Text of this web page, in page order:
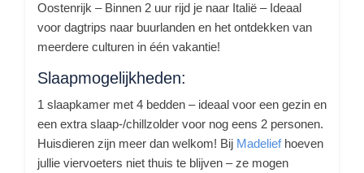
Oostenrijk – Binnen 2 uur rijd je naar Italië – Ideaal
voor dagtrips naar buurlanden en het ontdekken van
meerdere culturen in één vakantie!
Slaapmogelijkheden:
1 slaapkamer met 4 bedden – ideaal voor een gezin en
een extra slaap-/chillzolder voor nog eens 2 personen.
Huisdieren zijn meer dan welkom! Bij Madeliefhoeven
jullie viervoeters niet thuis te blijven – ze mogen